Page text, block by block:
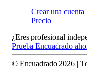
Crear una cuenta
Precio
¿Eres profesional
Prueba Encuadrado
© Encuadrado 2026 |